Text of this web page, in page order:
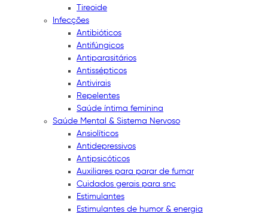
Tireoide
Infecções
Antibióticos
Antifúngicos
Antiparasitários
Antissépticos
Antivirais
Repelentes
Saúde íntima feminina
Saúde Mental & Sistema Nervoso
Ansiolíticos
Antidepressivos
Antipsicóticos
Auxiliares para parar de fumar
Cuidados gerais para snc
Estimulantes
Estimulantes de humor & energia